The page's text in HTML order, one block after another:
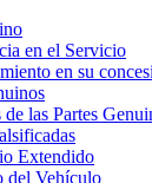
en el Servicio
en su
de las Partes
Extendido
del Vehículo